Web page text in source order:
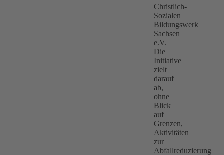
Christlich-
Sozialen
Bildungswerk
Sachsen
e.V.
Die
Initiative
zielt
darauf
ab,
ohne
Blick
auf
Grenzen,
Aktivitäten
zur
Abfallreduzierung